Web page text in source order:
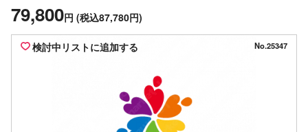
79,800円 (税込87,780円)
検討中リストに追加する No.25347